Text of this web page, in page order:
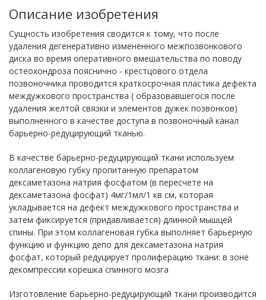
Описание изобретения
Сущность изобретения сводится к тому, что после
удаления дегенеративно измененного межпозвонкового
диска во время оперативного вмешательства по поводу
остеохондроза пояснично - крестцового отдела
позвоночника проводится краткосрочная пластика дефекта
междужкового пространства ( образовавшегося после
удаления желтой связки и элементов дужек позвонков)
выполненного в качестве доступа в позвоночный канал
барьерно-редуцирующий тканью.
В качестве барьерно-редуцирующий ткани используем
коллагеновую губку пропитанную препаратом
дексаметазона натрия фосфатом (в пересчете на
дексаметазона фосфат) 4мг/1мл/1 кв см, которая
укладывается на дефект междужкового пространства и
затем фиксируется (придавливается) длинной мышцей
спины. При этом коллагеновая губка выполняет барьерную
функцию и функцию депо для дексаметазона натрия
фосфат, который редуцирует пролиферацию ткани: в зоне
декомпрессии корешка спинного мозга
Изготовление барьерно-редуцирующий ткани производится